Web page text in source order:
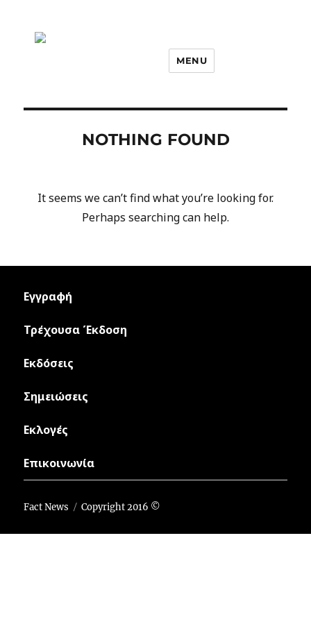
MENU
NOTHING FOUND
It seems we can’t find what you’re looking for.
Perhaps searching can help.
Εγγραφή
Τρέχουσα Έκδοση
Εκδόσεις
Σημειώσεις
Εκλογές
Επικοινωνία
Fact News Copyright 2016 ©